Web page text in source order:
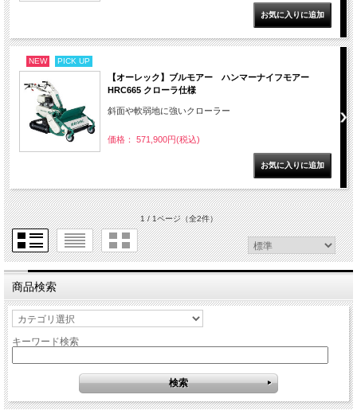
NEW PICK UP
【オーレック】ブルモアー ハンマーナイフモアー
HRC665 クローラ仕様
斜面や軟弱地に強いクローラー
価格： 571,900円(税込)
1 / 1ページ（全2件）
商品検索
キーワード検索